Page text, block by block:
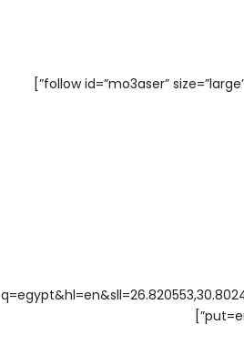
[facebook][digg][stumble][Google][pinterest][follow id=”mo3aser” size=”large” count=”true”]